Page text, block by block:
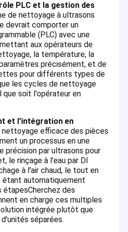
PLC et la gestion des
de nettoyage à ultrasons
devrait comporter un
(PLC) avec une
aux opérateurs de
la température, la
précisément, et de
pour différents types de
les cycles de nettoyage
soit l'opérateur en
et l'intégration en
nettoyage efficace des pièces
un processus en une
précision par ultrasons pour
le rinçage à l'eau par DI
à l'air chaud, le tout en
étant automatiquement
étapesCherchez des
en charge ces multiples
intégrée plutôt que
séparées.